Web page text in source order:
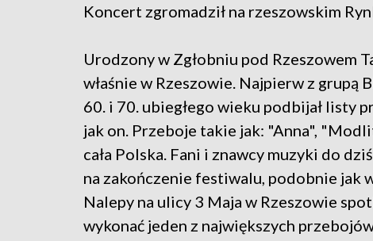
Koncert zgromadził na rzeszowskim
Urodzony w Zgłobniu pod Rzeszowem
właśnie w Rzeszowie. Najpierw z grupą
60. i 70. ubiegłego wieku podbijał listy
jak on. Przeboje takie jak: "Anna",
cała Polska. Fani i znawcy muzyki do
na zakończenie festiwalu, podobnie jak
Nalepy na ulicy 3 Maja w Rzeszowie
wykonać jeden z największych przebojów